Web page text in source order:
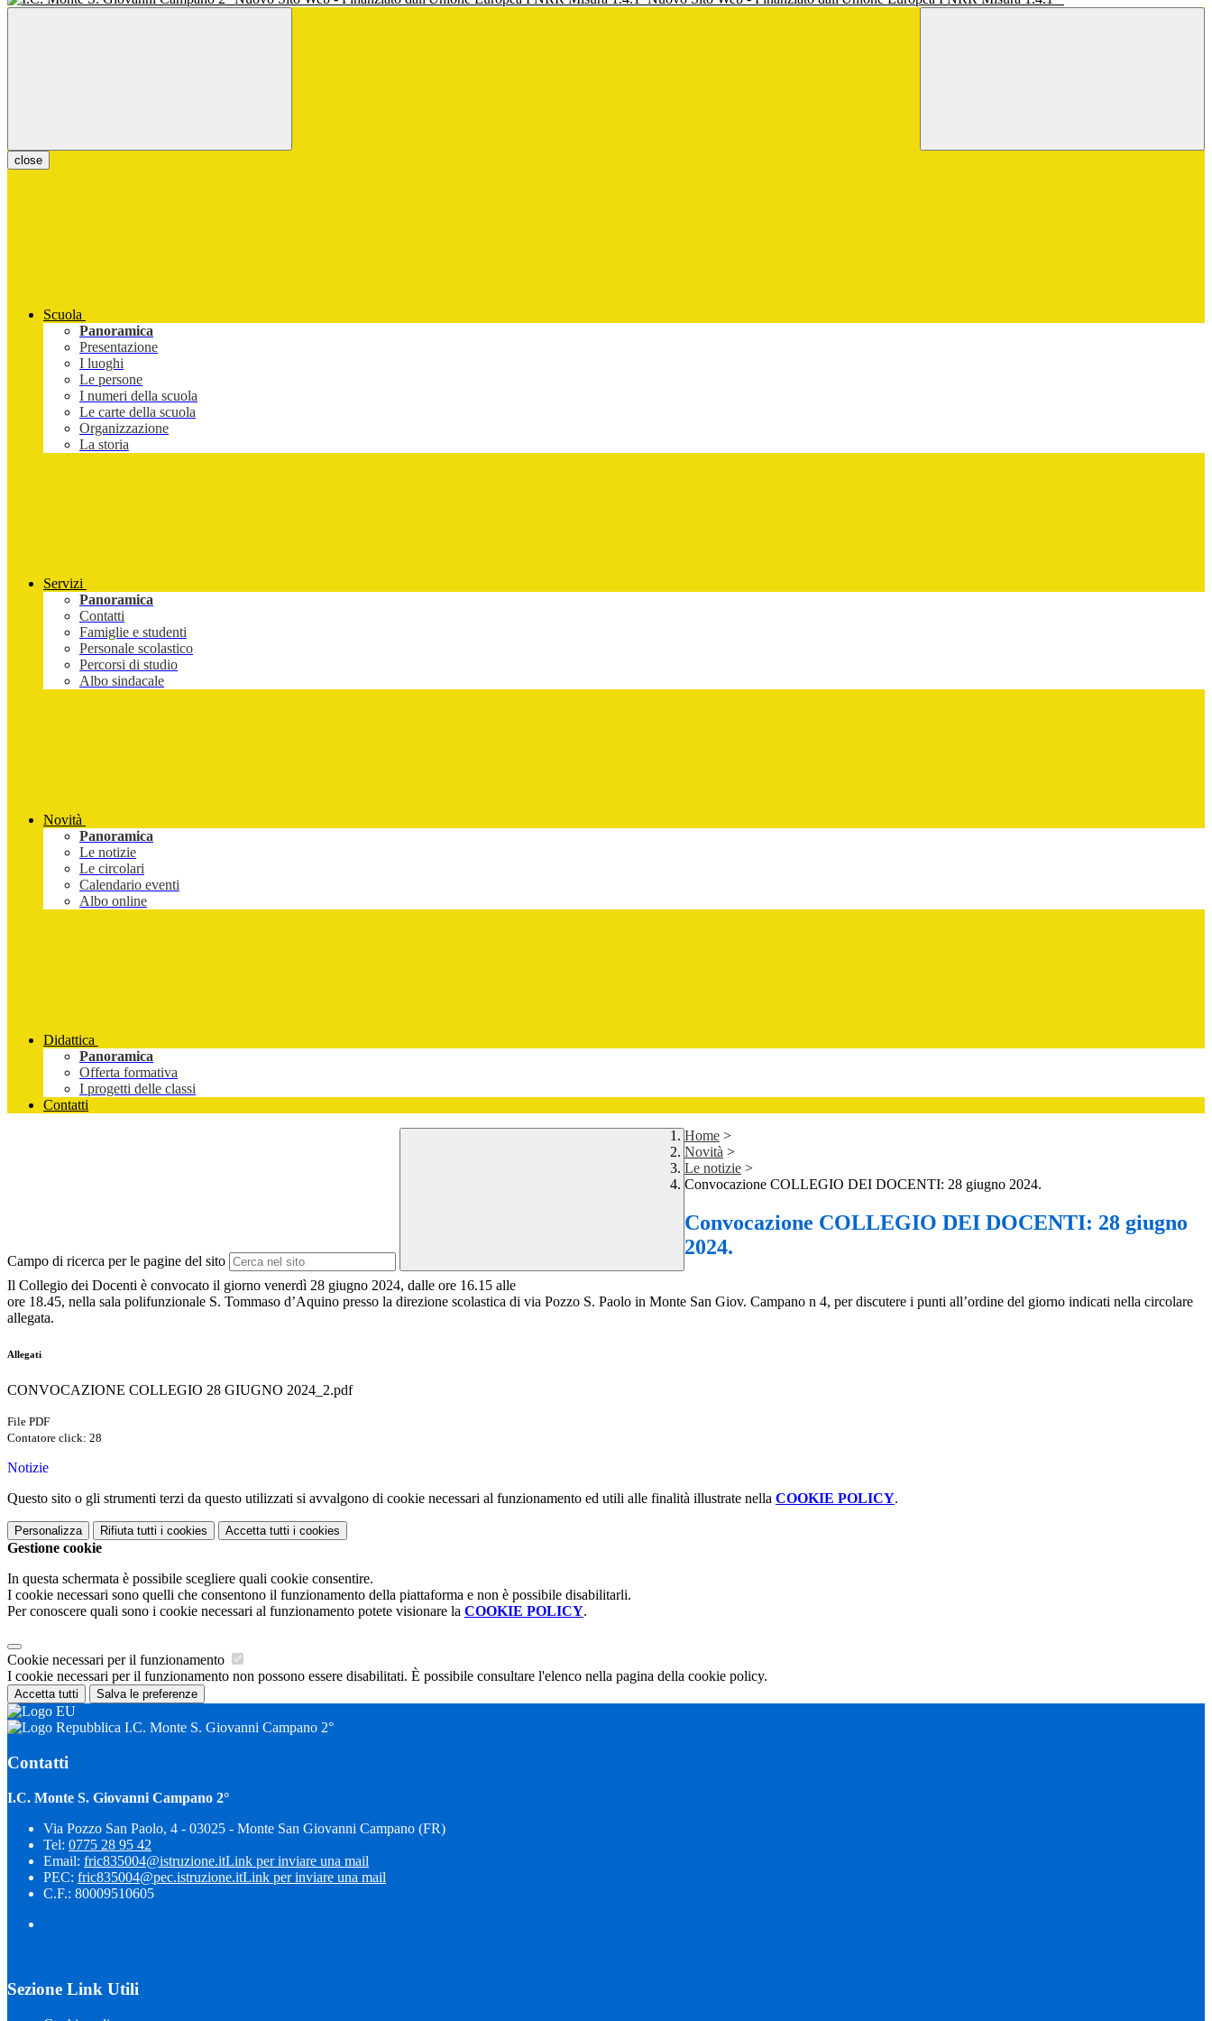
close
Scuola
Panoramica
Presentazione
I luoghi
Le persone
I numeri della scuola
Le carte della scuola
Organizzazione
La storia
Servizi
Panoramica
Contatti
Famiglie e studenti
Personale scolastico
Percorsi di studio
Albo sindacale
Novità
Panoramica
Le notizie
Le circolari
Calendario eventi
Albo online
Didattica
Panoramica
Offerta formativa
I progetti delle classi
Contatti
Campo di ricerca per le pagine del sito
Home >
Novità >
Le notizie >
Convocazione COLLEGIO DEI DOCENTI: 28 giugno 2024.
Convocazione COLLEGIO DEI DOCENTI: 28 giugno
2024.
Il Collegio dei Docenti è convocato il giorno venerdì 28 giugno 2024, dalle ore 16.15 alle
ore 18.45, nella sala polifunzionale S. Tommaso d’Aquino presso la direzione scolastica di via Pozzo S. Paolo in Monte San Giov. Campano n 4, per discutere i punti all’ordine del giorno indicati nella circolare
allegata.
Allegati
CONVOCAZIONE COLLEGIO 28 GIUGNO 2024_2.pdf
File PDF
Contatore click: 28
Notizie
Questo sito o gli strumenti terzi da questo utilizzati si avvalgono di cookie necessari al funzionamento ed utili alle finalità illustrate nella COOKIE POLICY.
Personalizza Rifiuta tutti i cookies Accetta tutti i cookies
Gestione cookie
In questa schermata è possibile scegliere quali cookie consentire.
I cookie necessari sono quelli che consentono il funzionamento della piattaforma e non è possibile disabilitarli.
Per conoscere quali sono i cookie necessari al funzionamento potete visionare la COOKIE POLICY.
Cookie necessari per il funzionamento
I cookie necessari per il funzionamento non possono essere disabilitati. È possibile consultare l'elenco nella pagina della cookie policy.
Accetta tutti Salva le preferenze
I.C. Monte S. Giovanni Campano 2°
Contatti
I.C. Monte S. Giovanni Campano 2°
Via Pozzo San Paolo, 4 - 03025 - Monte San Giovanni Campano (FR)
Tel: 0775 28 95 42
Email: fric835004@istruzione.itLink per inviare una mail
PEC: fric835004@pec.istruzione.itLink per inviare una mail
C.F.: 80009510605
Sezione Link Utili